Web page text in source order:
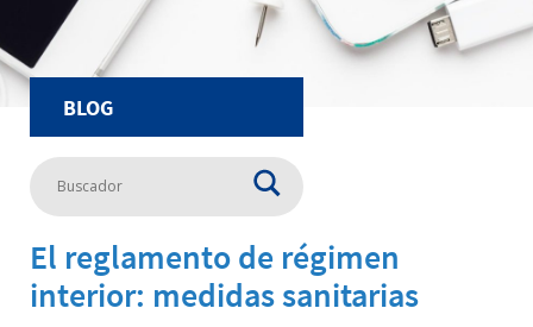
BLOG
El reglamento de régimen
interior: medidas sanitarias